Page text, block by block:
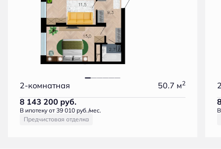
2-комнатная 50.7 м2
8 143 200 руб.
В ипотеку от 39 010 руб./мес.
Предчистовая отделка